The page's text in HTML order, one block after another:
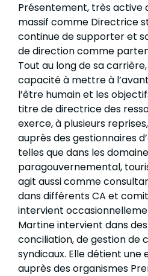
Présentement, très active
massif comme Directrice
continue de supporter et
de direction comme
Tout au long de sa
capacité à mettre à
l’être humain et les
titre de directrice des
exerce, à plusieurs
auprès des gestionnaires
telles que dans les
paragouvernemental,
agit aussi comme
dans différents CA et
intervient
Martine intervient dans
conciliation, de gestion de
syndicaux. Elle détient
auprès des organismes